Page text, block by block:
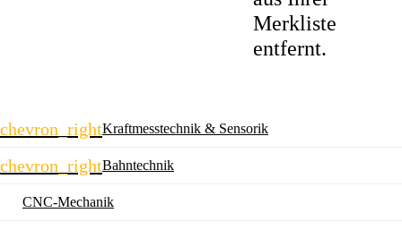
Merkliste
entfernt.
chevron_rightKraftmesstechnik & Sensorik
chevron_rightBahntechnik
CNC-Mechanik